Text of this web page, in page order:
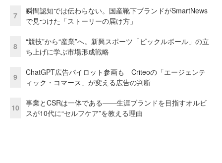
7
瞬間認知では伝わらない。国産靴下ブランドがSmartNews
で見つけた「ストーリーの届け方」
8
“競技”から“産業”へ。新興スポーツ「ピックルボール」の立
ち上げに学ぶ市場形成戦略
9
ChatGPT広告パイロット参画も Criteoの「エージェンテ
ィック・コマース」が変える広告の判断
10
事業とCSRは一体である――生涯ブランドを目指すオルビ
スが10代に“セルフケア”を教える理由